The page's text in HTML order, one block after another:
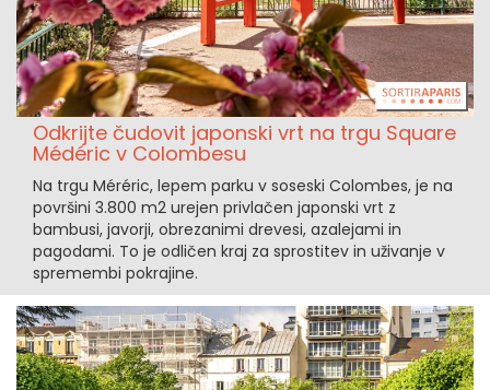
Odkrijte čudovit japonski vrt na trgu Square
Médéric v Colombesu
Na trgu Méréric, lepem parku v soseski Colombes, je na
površini 3.800 m2 urejen privlačen japonski vrt z
bambusi, javorji, obrezanimi drevesi, azalejami in
pagodami. To je odličen kraj za sprostitev in uživanje v
spremembi pokrajine.